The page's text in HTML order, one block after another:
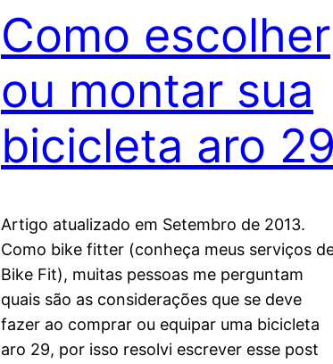
Como escolher
ou montar sua
bicicleta aro 29
Artigo atualizado em Setembro de 2013.
Como bike fitter (conheça meus serviços
Bike Fit), muitas pessoas me perguntam
quais são as considerações que se deve
fazer ao comprar ou equipar uma bicicleta
aro 29, por isso resolvi escrever esse post